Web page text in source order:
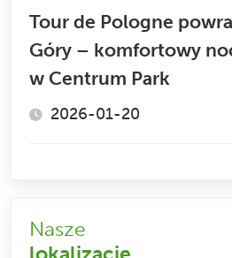
Tour de Pologne
Góry – komfortowy
w Centrum Park
2026-01-20
Nasze